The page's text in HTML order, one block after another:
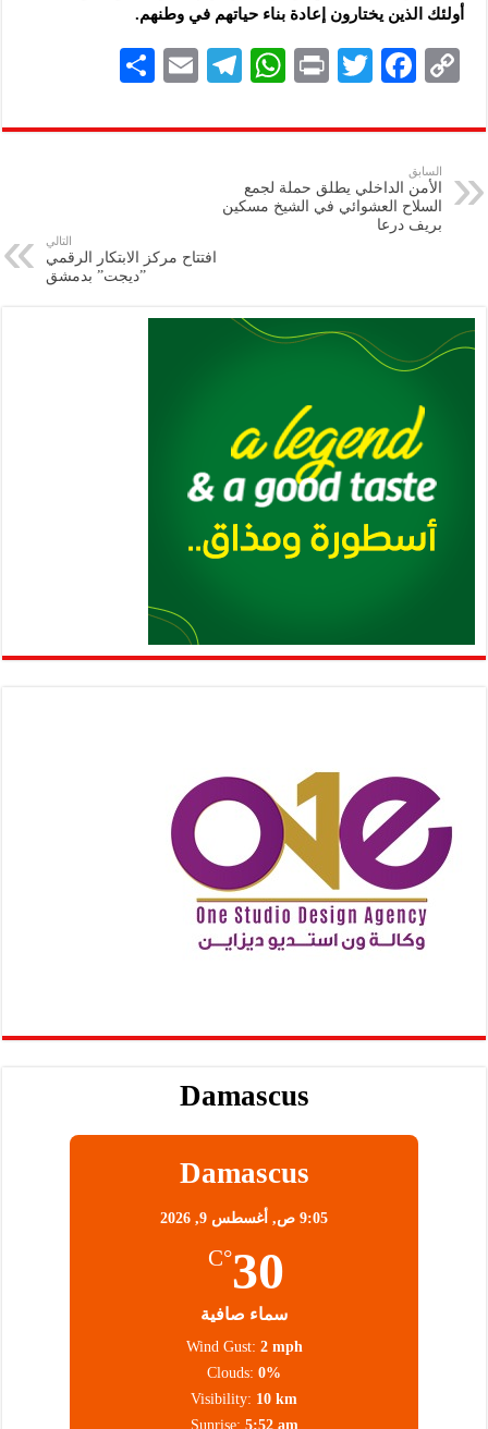
أولئك الذين يختارون إعادة بناء حياتهم في وطنهم.
C
p
y
Li
n
F
eb
k
T
tt
P
nt
W
at
A
Te
gr
E
ai
ar
السابق
الأمن الداخلي يطلق حملة لجمع
السلاح العشوائي في الشيخ مسكين
بريف درعا
التالي
افتتاح مركز الابتكار الرقمي
‌‏”ديجت” بدمشق
Damascus
Damascus
9:05 ص, أغسطس 9, 2026
30
°C
سماء صافية
Wind Gust: 2 mph
Clouds: 0%
Visibility: 10 km
Sunrise: 5:52 am